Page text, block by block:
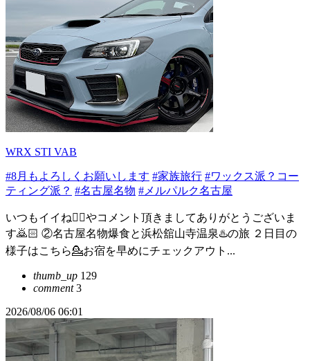
WRX STI VAB
#8月もよろしくお願いします #家族旅行 #ワックス派？コー
ティング派？ #名古屋名物 #メルパルク名古屋
いつもイイね👍🏻やコメント頂きましてありがとうございま
す🙇🏻️ ②名古屋名物爆食と浜松舘山寺温泉♨️の旅 ２日目の
様子はこちら💁お宿を早めにチェックアウト...
thumb_up 129
comment3
2026/08/06 06:01